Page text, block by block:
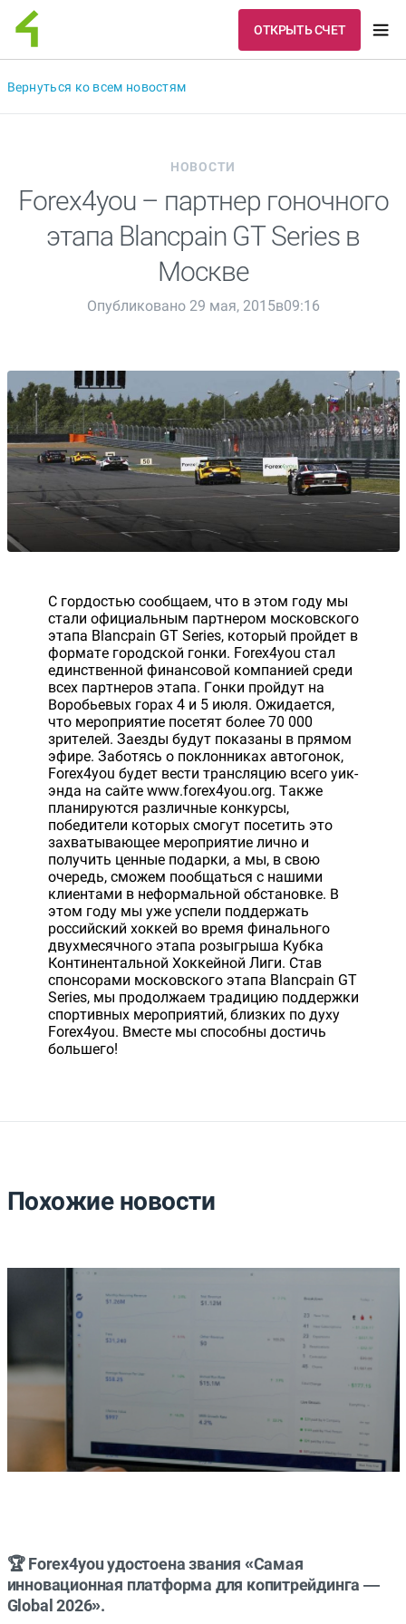
ОТКРЫТЬ СЧЕТ
Вернуться ко всем новостям
НОВОСТИ
Forex4you – партнер гоночного
этапа Blancpain GT Series в
Москве
Опубликовано 29 мая, 2015в09:16
С гордостью сообщаем, что в этом году мы
стали официальным партнером московского
этапа Blancpain GT Series, который пройдет в
формате городской гонки. Forex4you стал
единственной финансовой компанией среди
всех партнеров этапа. Гонки пройдут на
Воробьевых горах 4 и 5 июля. Ожидается,
что мероприятие посетят более 70 000
зрителей. Заезды будут показаны в прямом
эфире. Заботясь о поклонниках автогонок,
Forex4you будет вести трансляцию всего уик-
энда на сайте www.forex4you.org. Также
планируются различные конкурсы,
победители которых смогут посетить это
захватывающее мероприятие лично и
получить ценные подарки, а мы, в свою
очередь, сможем пообщаться с нашими
клиентами в неформальной обстановке. В
этом году мы уже успели поддержать
российский хоккей во время финального
двухмесячного этапа розыгрыша Кубка
Континентальной Хоккейной Лиги. Став
спонсорами московского этапа Blancpain GT
Series, мы продолжаем традицию поддержки
спортивных мероприятий, близких по духу
Forex4you. Вместе мы способны достичь
большего!
Похожие новости
🏆 Forex4you удостоена звания «Самая
инновационная платформа для копитрейдинга —
Global 2026».